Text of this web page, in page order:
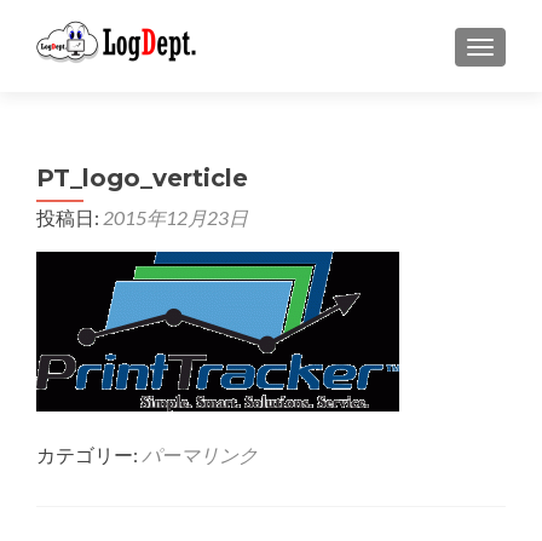
ナビゲ
PT_logo_verticle
投稿日: 2015年12月23日
カテゴリー: パーマリンク